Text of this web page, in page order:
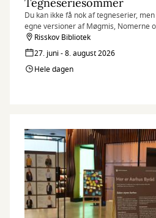
Du kan ikke få nok af tegneserier,
egne versioner af Møgmis, Nomerne
Risskov Bibliotek
27. juni - 8. august 2026
Hele dagen